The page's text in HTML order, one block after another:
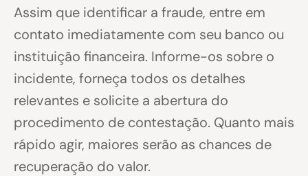
Assim que identificar a fraude, entre em
contato imediatamente com seu banco ou
instituição financeira. Informe-os sobre o
incidente, forneça todos os detalhes
relevantes e solicite a abertura do
procedimento de contestação. Quanto mais
rápido agir, maiores serão as chances de
recuperação do valor.